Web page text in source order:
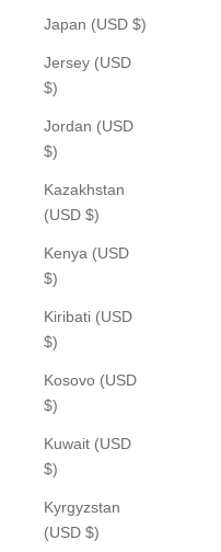
Japan (USD $)
Jersey (USD
$)
Jordan (USD
$)
Kazakhstan
(USD $)
Kenya (USD
$)
Kiribati (USD
$)
Kosovo (USD
$)
Kuwait (USD
$)
Kyrgyzstan
(USD $)